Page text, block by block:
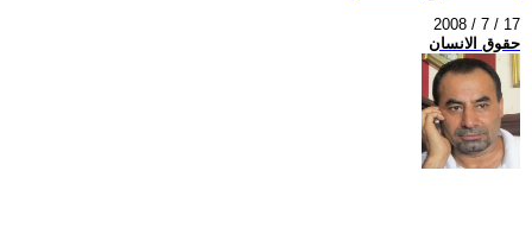
2008 / 7 / 17
حقوق الانسان